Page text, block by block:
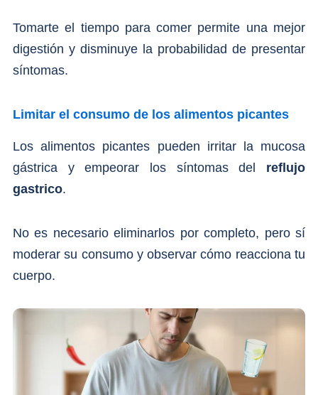
Tomarte el tiempo para comer permite una mejor
digestión y disminuye la probabilidad de presentar
síntomas.
Limitar el consumo de los alimentos picantes
Los alimentos picantes pueden irritar la mucosa
gástrica y empeorar los síntomas del reflujo
gastrico.
No es necesario eliminarlos por completo, pero sí
moderar su consumo y observar cómo reacciona tu
cuerpo.